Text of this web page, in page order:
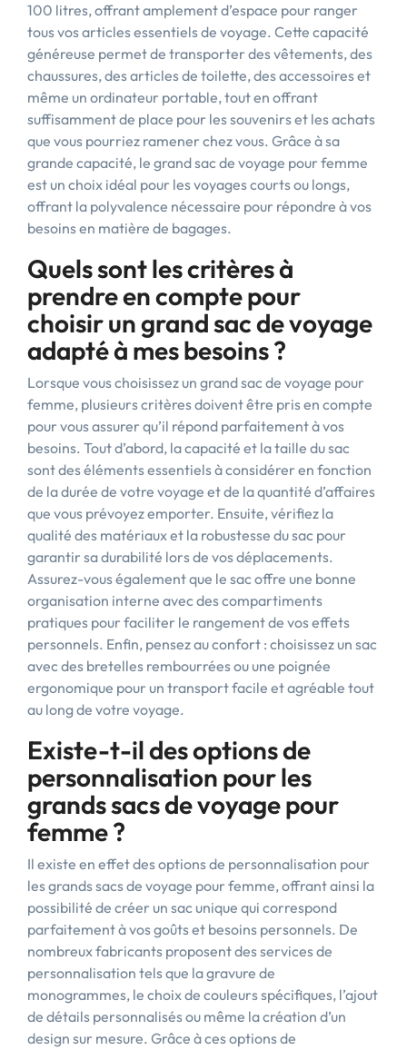
100 litres, offrant amplement d’espace pour ranger
tous vos articles essentiels de voyage. Cette capacité
généreuse permet de transporter des vêtements, des
chaussures, des articles de toilette, des accessoires et
même un ordinateur portable, tout en offrant
suffisamment de place pour les souvenirs et les achats
que vous pourriez ramener chez vous. Grâce à sa
grande capacité, le grand sac de voyage pour femme
est un choix idéal pour les voyages courts ou longs,
offrant la polyvalence nécessaire pour répondre à vos
besoins en matière de bagages.
Quels sont les critères à
prendre en compte pour
choisir un grand sac de voyage
adapté à mes besoins ?
Lorsque vous choisissez un grand sac de voyage pour
femme, plusieurs critères doivent être pris en compte
pour vous assurer qu’il répond parfaitement à vos
besoins. Tout d’abord, la capacité et la taille du sac
sont des éléments essentiels à considérer en fonction
de la durée de votre voyage et de la quantité d’affaires
que vous prévoyez emporter. Ensuite, vérifiez la
qualité des matériaux et la robustesse du sac pour
garantir sa durabilité lors de vos déplacements.
Assurez-vous également que le sac offre une bonne
organisation interne avec des compartiments
pratiques pour faciliter le rangement de vos effets
personnels. Enfin, pensez au confort : choisissez un sac
avec des bretelles rembourrées ou une poignée
ergonomique pour un transport facile et agréable tout
au long de votre voyage.
Existe-t-il des options de
personnalisation pour les
grands sacs de voyage pour
femme ?
Il existe en effet des options de personnalisation pour
les grands sacs de voyage pour femme, offrant ainsi la
possibilité de créer un sac unique qui correspond
parfaitement à vos goûts et besoins personnels. De
nombreux fabricants proposent des services de
personnalisation tels que la gravure de
monogrammes, le choix de couleurs spécifiques, l’ajout
de détails personnalisés ou même la création d’un
design sur mesure. Grâce à ces options de